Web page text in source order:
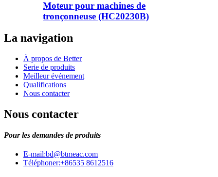
Moteur pour machines de
tronçonneuse (HC20230B)
La navigation
À propos de Better
Serie de produits
Meilleur événement
Qualifications
Nous contacter
Nous contacter
Pour les demandes de produits
E-mail:bd@btmeac.com
Téléphoner:+86535 8612516